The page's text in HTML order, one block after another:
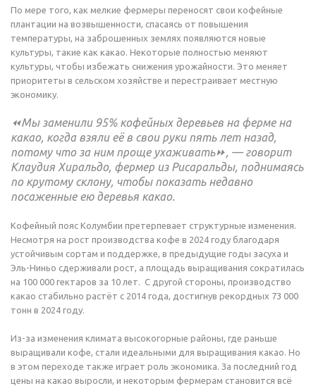
По мере того, как мелкие фермеры переносят свои кофейные
плантации на возвышенности, спасаясь от повышения
температуры, на заброшенных землях появляются новые
культуры, такие как какао. Некоторые полностью меняют
культуры, чтобы избежать снижения урожайности. Это меняет
приоритеты в сельском хозяйстве и перестраивает местную
экономику.
⏪Мы заменили 95% кофейных деревьев на ферме на
какао, когда взяли её в свои руки пять лет назад,
потому что за ним проще ухаживать⏩, — говорит
Клаудия Хиральдо, фермер из Рисаральды, поднимаясь
по крутому склону, чтобы показать недавно
посаженные ею деревья какао.
Кофейный пояс Колумбии претерпевает структурные изменения.
Несмотря на рост производства кофе в 2024 году благодаря
устойчивым сортам и поддержке, в предыдущие годы засуха и
Эль-Ниньо сдерживали рост, а площадь выращивания сократилась
на 100 000 гектаров за 10 лет. С другой стороны, производство
какао стабильно растёт с 2014 года, достигнув рекордных 73 000
тонн в 2024 году.
Из-за изменения климата высокогорные районы, где раньше
выращивали кофе, стали идеальными для выращивания какао. Но
в этом переходе также играет роль экономика. За последний год
цены на какао выросли, и некоторым фермерам становится всё